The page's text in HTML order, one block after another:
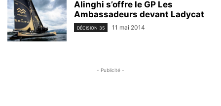
Alinghi s’offre le GP Les
Ambassadeurs devant Ladycat
DÉCISION 35 11 mai 2014
- Publicité -